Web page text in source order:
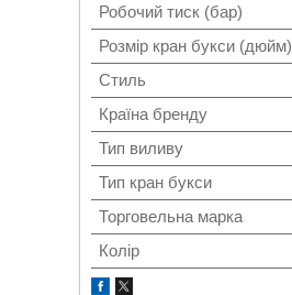
Робочий тиск (бар)
Розмір кран букси (дюйм)
Стиль
Країна бренду
Тип виливу
Тип кран букси
Торговельна марка
Колір